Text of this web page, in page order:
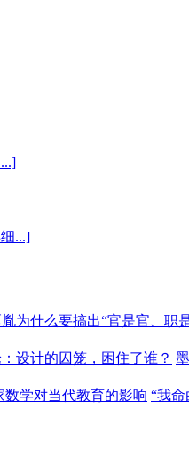
...]
为什么要搞出“官是官、职
设计的囚笼，困住了谁？
数学对当代教育的影响 “我